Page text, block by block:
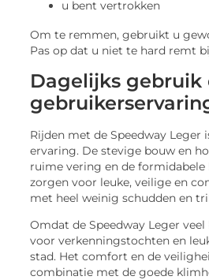
u bent vertrokken
Om te remmen, gebruikt u
Pas op dat u niet te hard remt
Dagelijks gebruik
Rijden met de Speedway Leger
ervaring. De stevige bouw en
ruime vering en de formidabele
zorgen voor leuke, veilige en
met heel weinig schudden en
Omdat de Speedway Leger
voor verkenningstochten en
stad. Het comfort en de
combinatie met de goede